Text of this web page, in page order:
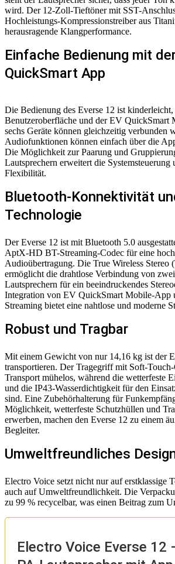
wird. Der 12-Zoll-Tieftöner mit SST-
Hochleistungs-Kompressionstreiber aus
herausragende Klangperformance.
Einfache Bedienung mit
QuickSmart App
Die Bedienung des Everse 12 ist
Benutzeroberfläche und der EV QuickSmart
sechs Geräte können gleichzeitig verbunden
Audiofunktionen können einfach über die
Die Möglichkeit zur Paarung und
Lautsprechern erweitert die Systemsteuerung
Flexibilität.
Bluetooth-Konnektivität
Technologie
Der Everse 12 ist mit Bluetooth 5.0
AptX-HD BT-Streaming-Codec für eine
Audioübertragung. Die True Wireless Stereo
ermöglicht die drahtlose Verbindung von
Lautsprechern für ein beeindruckendes
Integration von EV QuickSmart Mobile-App
Streaming bietet eine nahtlose und moderne
Robust und Tragbar
Mit einem Gewicht von nur 14,16 kg ist der
transportieren. Der Tragegriff mit Soft-
Transport mühelos, während die wetterfeste
und die IP43-Wasserdichtigkeit für den
sind. Eine Zubehörhalterung für
Möglichkeit, wetterfeste Schutzhüllen und
erwerben, machen den Everse 12 zu einem
Begleiter.
Umweltfreundliches
Electro Voice setzt nicht nur auf erstklassige
auch auf Umweltfreundlichkeit. Die
zu 99 % recycelbar, was einen Beitrag zum
Electro Voice Everse 12